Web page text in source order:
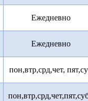
Ежедневно
Ежедневно
пон,втр,срд,чет,